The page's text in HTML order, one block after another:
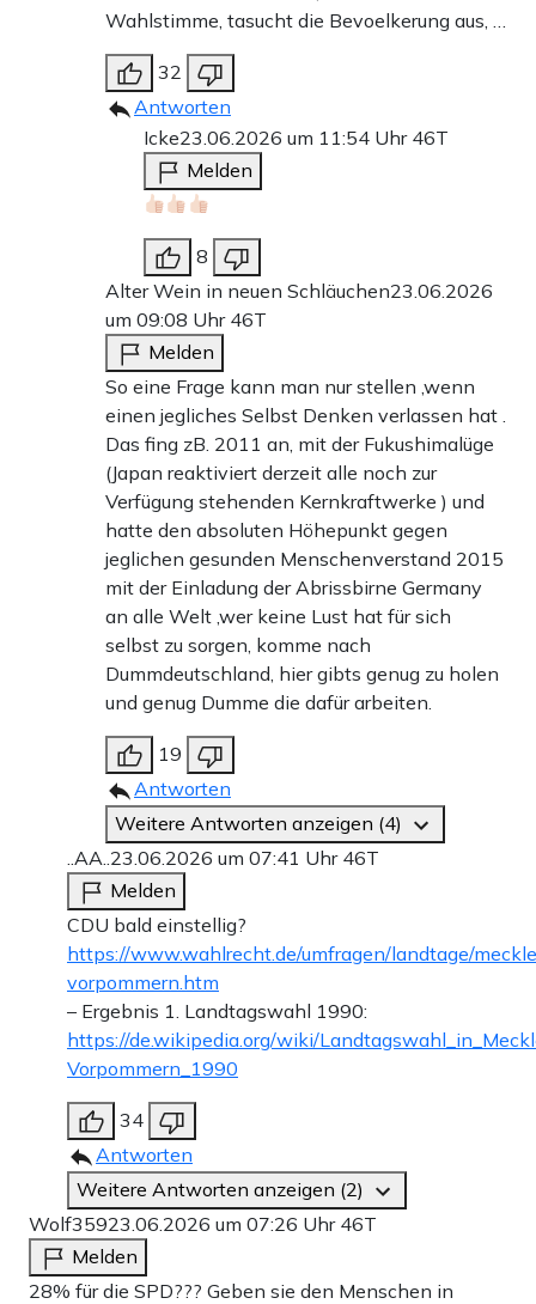
Wahlstimme, tasucht die Bevoelkerung aus, …
32
Antworten
Icke23.06.2026 um 11:54 Uhr 46T
Melden
8
Alter Wein in neuen Schläuchen23.06.2026
um 09:08 Uhr 46T
Melden
So eine Frage kann man nur stellen ,wenn
einen jegliches Selbst Denken verlassen hat .
Das fing zB. 2011 an, mit der Fukushimalüge
(Japan reaktiviert derzeit alle noch zur
Verfügung stehenden Kernkraftwerke ) und
hatte den absoluten Höhepunkt gegen
jeglichen gesunden Menschenverstand 2015
mit der Einladung der Abrissbirne Germany
an alle Welt ,wer keine Lust hat für sich
selbst zu sorgen, komme nach
Dummdeutschland, hier gibts genug zu holen
und genug Dumme die dafür arbeiten.
19
Antworten
Weitere Antworten anzeigen (4)
..AA.. 23.06.2026 um 07:41 Uhr 46T
Melden
CDU bald einstellig?
https://www.wahlrecht.de/umfragen/landtage/
vorpommern.htm
– Ergebnis 1. Landtagswahl 1990:
https://de.wikipedia.org/wiki/
Vorpommern_1990
34
Antworten
Weitere Antworten anzeigen (2)
Wolf35923.06.2026 um 07:26 Uhr 46T
Melden
28% für die SPD??? Geben sie den Menschen in